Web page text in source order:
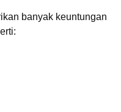
banyak keuntungan